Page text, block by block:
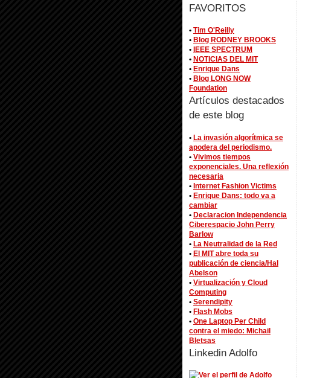
FAVORITOS
• Tim O'Reilly
• Blog RODNEY BROOKS
• IEEE SPECTRUM
• NOTICIAS DEL MIT
• Enrique Dans
• Blog LONG NOW
Foundation
Artículos destacados
de este blog
• La invasión algorítmica se
apodera del periodismo.
• Vivimos tiempos
exponenciales. Una reflexión
necesaria
• Internet Fashion Victims
• Enrique Dans: todo va a
cambiar
• Declaracion Independencia
Ciberespacio John Perry
Barlow
• La Neutralidad de la Red
• El MIT abre toda su
publicación de ciencia/Hal
Abelson
• Virtualización y Cloud
Computing
• Serendipity
• Flash Mobs
• One Laptop Per Child
contra el miedo: Michail
Bletsas
Linkedin Adolfo